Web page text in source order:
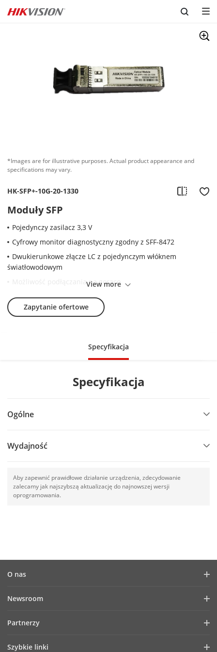
Skip to content
*Images are for illustrative purposes. Actual product appearance and
specifications may vary.
HK-SFP+-10G-20-1330
Moduły SFP
Pojedynczy zasilacz 3,3 V
Cyfrowy monitor diagnostyczny zgodny z SFF-8472
Dwukierunkowe złącze LC z pojedynczym włóknem
światłowodowym
Możliwość podłączania na gorąco
Zgodność z normą ROHS
Ekonomiczne rozwiązanie SFP, umożliwiające większą
View more
Zapytanie ofertowe
Specyfikacja
Specyfikacja
Ogólne
Wydajność
Aby zapewnić prawidłowe działanie urządzenia, zdecydowanie
zalecamy jak najszybszą aktualizację do najnowszej wersji
oprogramowania.
O nas
Cyberbezpieczeństwo
Newsroom
Success Stories
Partnerzy
Szybkie linki